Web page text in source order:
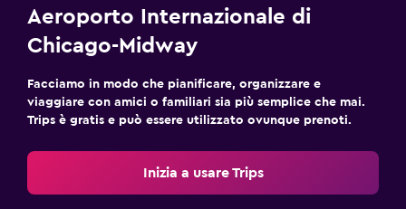
Aeroporto Internazionale di
Chicago-Midway
Facciamo in modo che pianificare, organizzare e
viaggiare con amici o familiari sia più semplice che mai.
Trips è gratis e può essere utilizzato ovunque prenoti.
Inizia a usare Trips